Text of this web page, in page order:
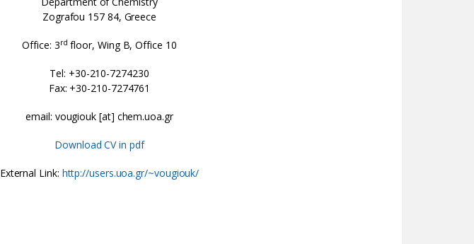
Zografou 157 84, Greece
Office: 3rd floor, Wing B, Office 10
Tel: +30-210-7274230
Fax: +30-210-7274761
email: vougiouk [at] chem.uoa.gr
Download CV in pdf
External Link: http://users.uoa.gr/~vougiouk/